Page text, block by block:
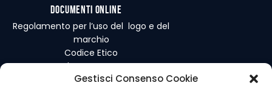
Gestisci Consenso Cookie
Documenti online
Regolamento per l’uso del logo e del
marchio
Codice Etico
Regolamento Interno